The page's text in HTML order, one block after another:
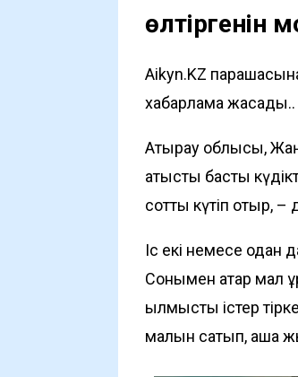
өлтіргенін
Aikyn.KZ
хабарлама жасады..
Атырау облысы,
қатысты басты
сотты күтіп отыр, –
Іс екі немесе одан
Сонымен қатар мал
қылмыстық істер
малын сатып, ақша